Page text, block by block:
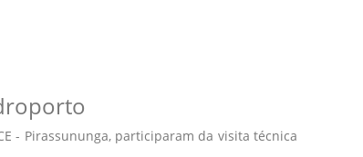
- Pirassununga, participaram da visita técnica